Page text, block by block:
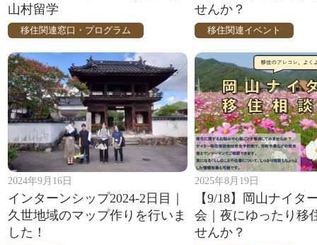
山村留学
移住関連窓口・プログラム
せんか？
移住関連イベント
2024年9月16日
インターンシップ2024-2日目｜
久世地域のマップ作りを行いま
した！
2025年8月19日
【9/18】岡山ナイタ
会｜夜にゆったり移
せんか？